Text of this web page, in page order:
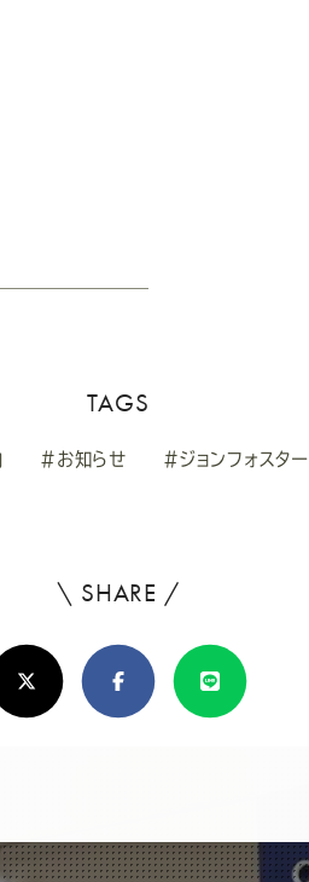
TAGS
#お知らせ #ジョンフォスター
\ SHARE /
ろ
し
け
シ
FacebookLine